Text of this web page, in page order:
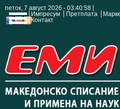
петок, 7 август 2026 - 03:40:59
Импресум
Претплата
Контакт